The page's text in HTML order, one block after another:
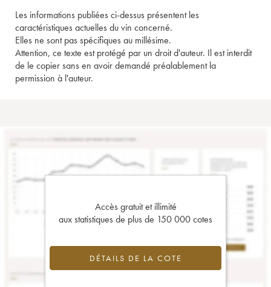
Les informations publiées ci-dessus présentent les
caractéristiques actuelles du vin concerné.
Elles ne sont pas spécifiques au millésime.
Attention, ce texte est protégé par un droit d'auteur. Il est interdit
de le copier sans en avoir demandé préalablement la
permission à l'auteur.
Accès gratuit et illimité
aux statistiques de plus de 150 000 cotes
DÉTAILS DE LA COTE